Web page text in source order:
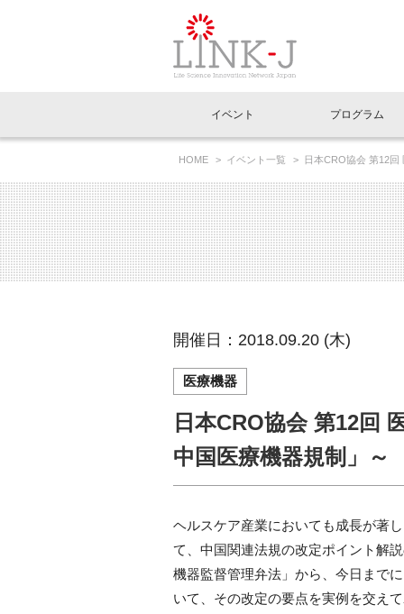
イベントお知らせメール登録
イベント
イベント一覧
LINK-J主催・共催 特別
LINK-J協賛・協力 出展
プログラム
Out of Box相談室
インタビュー・コラム一覧
スペシャルインタビュー
連載コラム
ニュース一覧
トピック プレ
メディア情報 海外
協賛・協力
理事長挨拶
国内外連携
組織概要
特別会員一覧
専用メニューはこちら
ラウンジ・会議室
アクセス
HOME イベント一覧 日本CRO協会 第12
開催日：2018.09.20 (木)
医療機器
日本CRO協会 第12回
中国医療機器規制」～
ヘルスケア産業においても成長が著
て、中国関連法規の改定ポイント解
機器監督管理弁法」から、今日まで
いて、その改定の要点を実例を交え